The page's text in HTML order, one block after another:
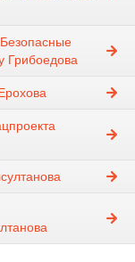
Грибоедова